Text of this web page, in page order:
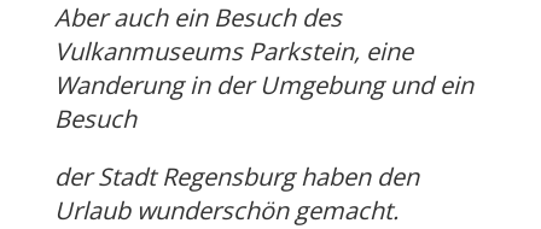
Aber auch ein Besuch des
Vulkanmuseums Parkstein, eine
Wanderung in der Umgebung und ein
Besuch
der Stadt Regensburg haben den
Urlaub wunderschön gemacht.